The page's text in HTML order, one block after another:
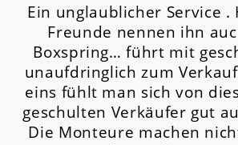
Ein unglaublicher Service .
Freunde nennen ihn
Boxspring… führt mit
unaufdringlich zum
eins fühlt man sich von
geschulten Verkäufer gut
Die Monteure machen